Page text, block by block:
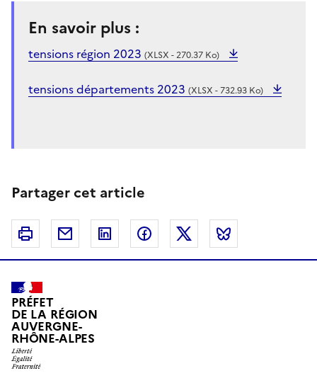
En savoir plus :
tensions région 2023 (XLSX - 270.37 Ko)
tensions départements 2023 (XLSX - 732.93 Ko)
Partager cet article
Imprimer Courriel Linkedin FacebookTwitter
PRÉFET
DE LA RÉGION
AUVERGNE-
RHÔNE-ALPES